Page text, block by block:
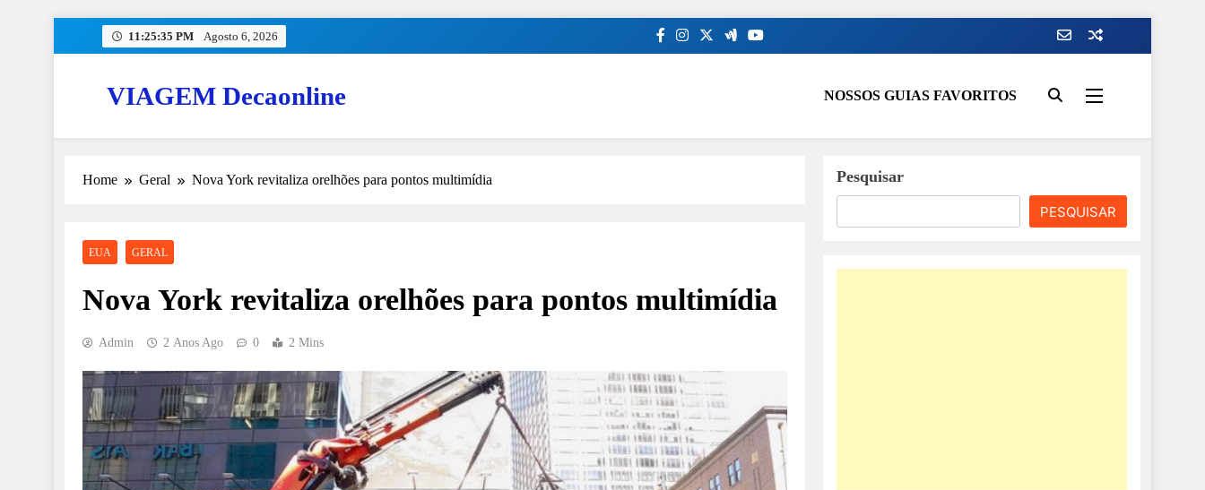
11:25:36 PM Agosto 6, 2026
VIAGEM Decaonline NOSSOS GUIAS FAVORITOS
Home Geral Nova York revitaliza orelhões para pontos multimídia
EUA GERAL
Nova York revitaliza orelhões para pontos multimídia
Admin 2 Anos Ago 0 2 Mins
Pesquisar
PESQUISAR